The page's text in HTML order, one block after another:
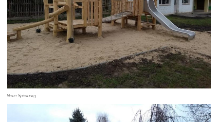
Neue Spielburg